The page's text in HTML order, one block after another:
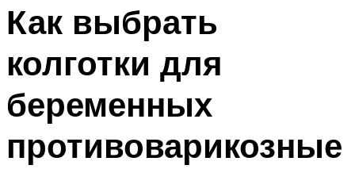
Как выбрать
колготки для
беременных
противоварикозные